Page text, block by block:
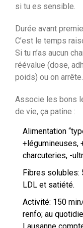
si tu es sensible.
Durée avant
C’est le temps
Si tu n’as aucun
réévalue (dose,
poids) ou on arrête.
Associe les bons
de vie, ça patine :
Alimentation
+légumineuses,
charcuteries, -
Fibres solubles:
LDL et satiété.
Activité: 150
renfo; au